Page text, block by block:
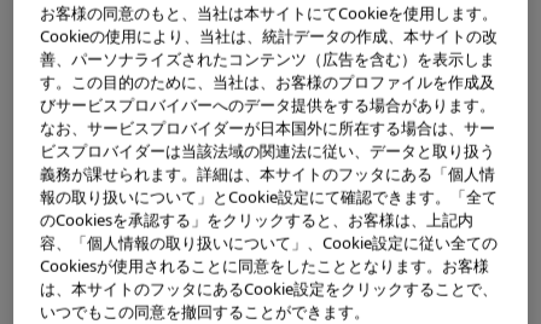
お客様の同意のもと、当社は本サイトにてCookieを使用します。
Cookieの使用により、当社は、統計データの作成、本サイトの改
善、パーソナライズされたコンテンツ（広告を含む）を表示しま
す。この目的のために、当社は、お客様のプロファイルを作成及
びサービスプロバイバーへのデータ提供をする場合があります。
なお、サービスプロバイダーが日本国外に所在する場合は、サー
ビスプロバイダーは当該法域の関連法に従い、データと取り扱う
義務が課せられます。詳細は、本サイトのフッタにある「個人情
報の取り扱いについて」とCookie設定にて確認できます。「全て
のCookiesを承認する」をクリックすると、お客様は、上記内
容、「個人情報の取り扱いについて」、Cookie設定に従い全ての
Cookiesが使用されることに同意をしたこととなります。お客様
は、本サイトのフッタにあるCookie設定をクリックすることで、
いつでもこの同意を撤回することができます。